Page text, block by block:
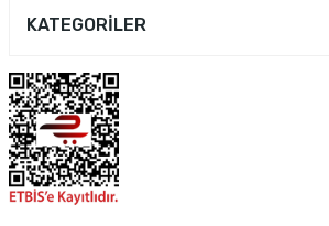
KATEGORİLER